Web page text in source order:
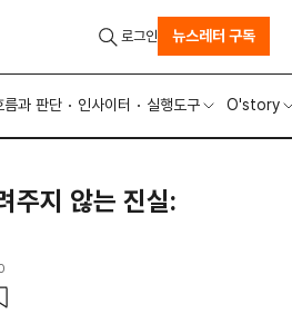
름과 판단 인사이터 실행도구 O'story
로그인 뉴스레터 구독
주지 않는 진실: